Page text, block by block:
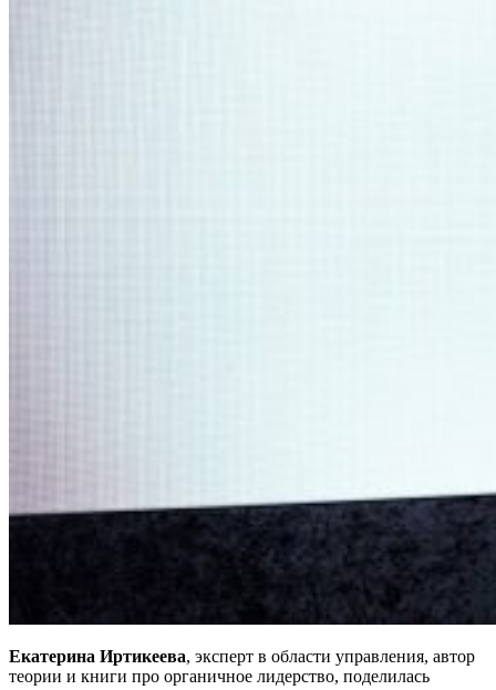
Екатерина Иртикеева, эксперт в области управления, автор
теории и книги про органичное лидерство, поделилась